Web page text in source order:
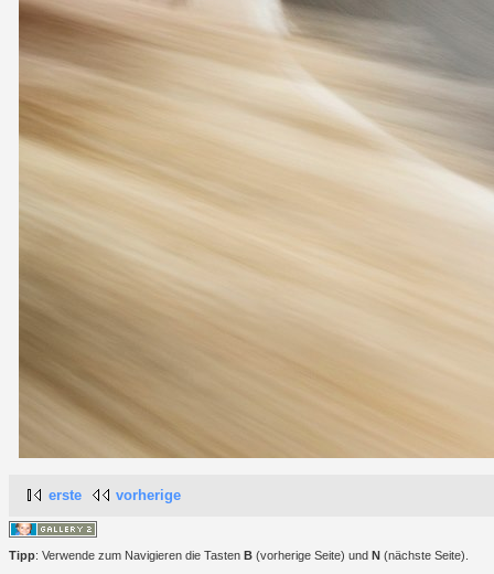
erste vorherige
Tipp: Verwende zum Navigieren die Tasten B (vorherige Seite) und N (nächste Seite).